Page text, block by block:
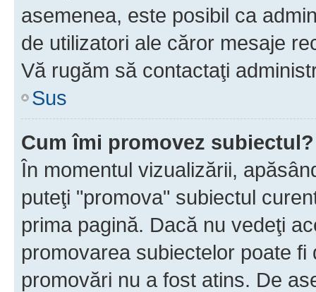
asemenea, este posibil ca
de utilizatori ale căror mesaje
Vă rugăm să contactaţi
Sus
Cum îmi promovez subiectul?
În momentul vizualizării,
puteţi "promova" subiectul
prima pagină. Dacă nu vedeţi
promovarea subiectelor poate
promovări nu a fost atins. De